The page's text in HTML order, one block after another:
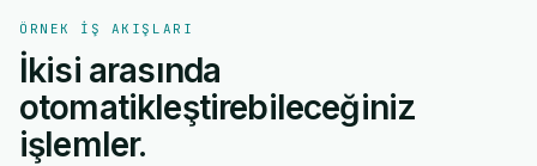
ÖRNEK IŞ AKIŞLARI
İkisi arasında
otomatikleştirebileceğiniz
işlemler.